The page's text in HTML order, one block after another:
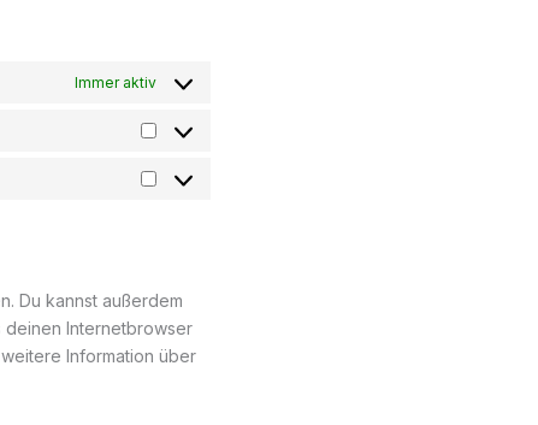
Immer aktiv
Du kannst außerdem
Internetbrowser
Information über